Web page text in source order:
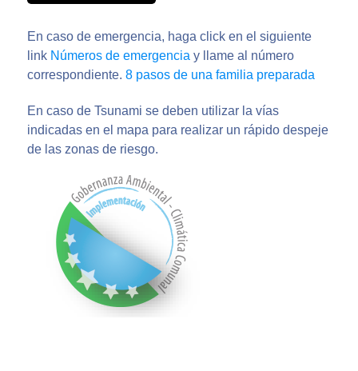
En caso de emergencia, haga click en el siguiente
link Números de emergencia y llame al número
correspondiente. 8 pasos de una familia preparada
En caso de Tsunami se deben utilizar la vías
indicadas en el mapa para realizar un rápido despeje
de las zonas de riesgo.